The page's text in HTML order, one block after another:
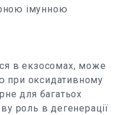
імунною
в екзосомах, може
при оксидативному
для багатьох
роль в дегенерації